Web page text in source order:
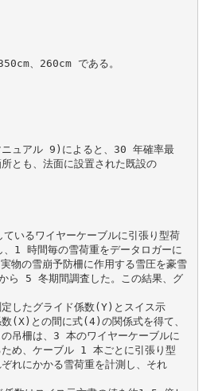
、260cm である。
ニュアル 9)によると、30 年確率最
とも、法面に設置された既設の
いるワイヤーケーブルに引張り型荷
1 時間毎の雪荷重をデータロガーに
の雪崩予防柵に作用する雪圧を豪雪
ら 5 冬期間調査した。この結果、グ
したグライド係数(Y)とスイス示
(X)との間に式(4)の関係式を得て、
吊柵は、3 本のワイヤーケーブルに
ため、ケーブル 1 本ごとに引張り型
れにかかる雪荷重を計測し、それ